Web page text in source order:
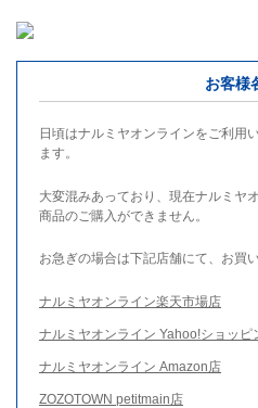
お客様
日頃はナルミヤオンラインをご利用
ます。
大変混みあっており、現在ナルミヤ
商品のご購入ができません。
お急ぎの場合は下記店舗にて、お買
ナルミヤオンライン楽天市場店
ナルミヤオンライン Yahoo!ショッピ
ナルミヤオンライン Amazon店
ZOZOTOWN petitmain店